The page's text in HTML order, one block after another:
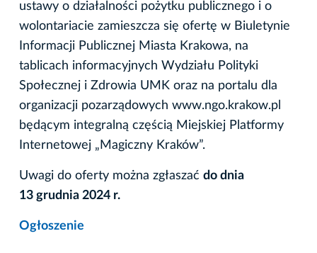
ustawy o działalności pożytku publicznego i o
wolontariacie zamieszcza się ofertę w Biuletynie
Informacji Publicznej Miasta Krakowa, na
tablicach informacyjnych Wydziału Polityki
Społecznej i Zdrowia UMK oraz na portalu dla
organizacji pozarządowych www.ngo.krakow.pl
będącym integralną częścią Miejskiej Platformy
Internetowej „Magiczny Kraków”.
Uwagi do oferty można zgłaszać do dnia
13 grudnia 2024 r.
Ogłoszenie